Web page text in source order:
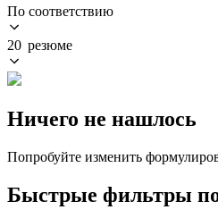
По соответствию
20 резюме
Ничего не нашлось
Попробуйте изменить
Быстрые фильтры